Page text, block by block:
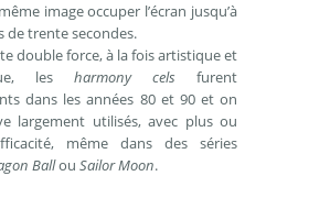
image occuper l’écran jusqu’à
de trente secondes.
double force, à la fois artistique et
les harmony cels furent
dans les années 80 et 90 et on
largement utilisés, avec plus ou
même dans des séries
Ballou Sailor Moon.